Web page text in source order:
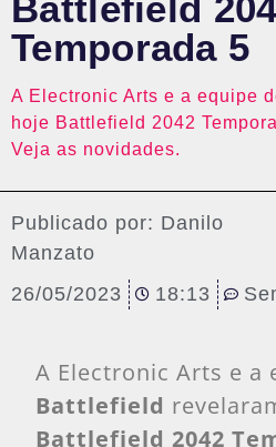
Temporada 5
A Electronic Arts e a equipe
hoje Battlefield 2042
Veja as novidades.
Publicado por: Danilo
Manzato
26/05/2023
18:13
A Electronic Arts e a
Battlefield
Battlefield 2042